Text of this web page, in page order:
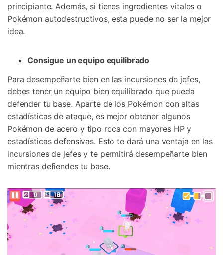
principiante. Además, si tienes ingredientes vitales o
Pokémon autodestructivos, esta puede no ser la mejor
idea.
Consigue un equipo equilibrado
Para desempeñarte bien en las incursiones de jefes,
debes tener un equipo bien equilibrado que pueda
defender tu base. Aparte de los Pokémon con altas
estadísticas de ataque, es mejor obtener algunos
Pokémon de acero y tipo roca con mayores HP y
estadísticas defensivas. Esto te dará una ventaja en las
incursiones de jefes y te permitirá desempeñarte bien
mientras defiendes tu base.